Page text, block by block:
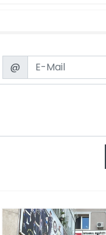
Email
@